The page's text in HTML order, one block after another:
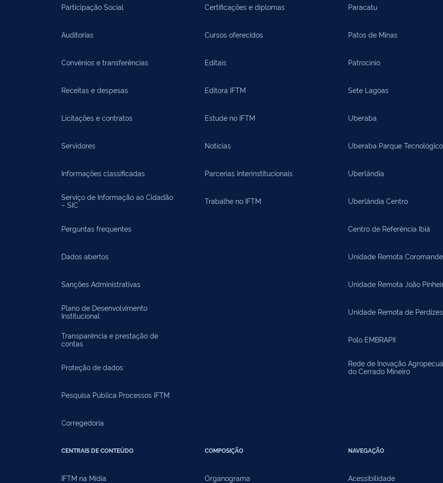
Participação Social
Auditorias
Convênios e transferências
Receitas e despesas
Licitações e contratos
Servidores
Informações classificadas
Serviço de Informação ao Cidadão
– SIC
Perguntas frequentes
Dados abertos
Sanções Administrativas
Plano de Desenvolvimento
Institucional
Transparência e prestação de
contas
Proteção de dados
Pesquisa Pública Processos IFTM
Corregedoria
Certificações e diplomas
Cursos oferecidos
Editais
Editora IFTM
Estude no IFTM
Notícias
Parcerias Interinstitucionais
Trabalhe no IFTM
Paracatu
Patos de Minas
Patrocínio
Sete Lagoas
Uberaba
Uberaba Parque Tecnológico
Uberlândia
Uberlândia Centro
Centro de Referência Ibiá
Unidade Remota
Unidade Remota João
Unidade Remota de Perdizes
Polo EMBRAPII
Rede de Inovação
do Cerrado Mineiro
CENTRAIS DE CONTEÚDO
IFTM na Mídia
COMPOSIÇÃO
Organograma
NAVEGAÇÃO
Acessibilidade